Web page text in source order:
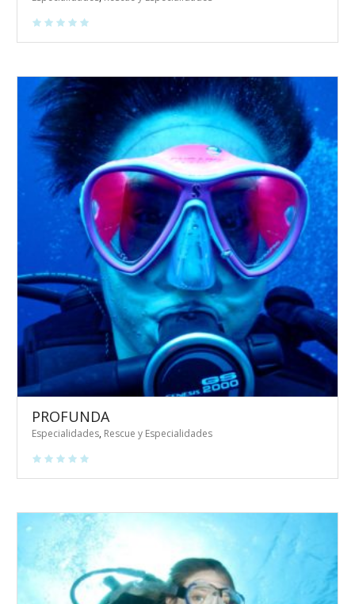
PROFUNDA
Especialidades, Rescue y Especialidades